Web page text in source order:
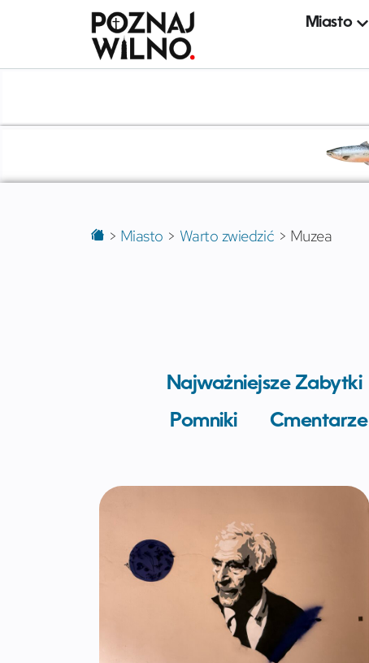
Miasto
> Miasto > Warto zwiedzić > Muzea
Najważniejsze Zabytki
Pomniki
Cmentarze